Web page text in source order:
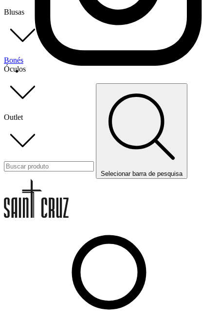
Blusas
Bonés
Óculos
Outlet
Selecionar barra de pesquisa